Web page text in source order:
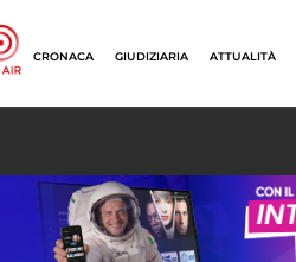
CRONACA GIUDIZIARIA ATTUALITÀ